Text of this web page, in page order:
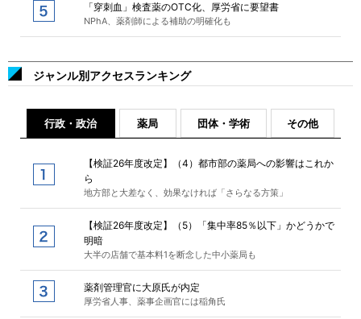
「穿刺血」検査薬のOTC化、厚労省に要望書
NPhA、薬剤師による補助の明確化も
ジャンル別アクセスランキング
行政・政治 薬局 団体・学術 その他
【検証26年度改定】（4）都市部の薬局への影響はこれか
ら
地方部と大差なく、効果なければ「さらなる方策」
【検証26年度改定】（5）「集中率85％以下」かどうかで
明暗
大半の店舗で基本料1を断念した中小薬局も
薬剤管理官に大原氏が内定
厚労省人事、薬事企画官には稲角氏